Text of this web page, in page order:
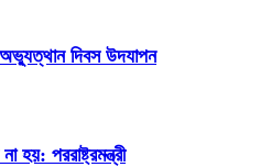
দিবস উদযাপন
হয়: পররাষ্ট্রমন্ত্রী